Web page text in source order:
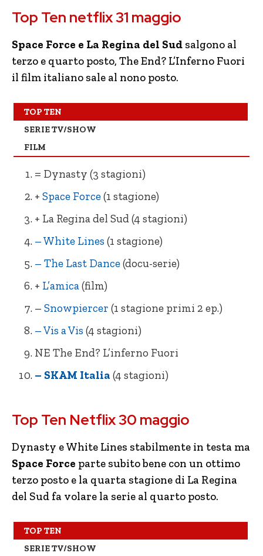
Top Ten netflix 31 maggio
Space Force e La Regina del Sud salgono al
terzo e quarto posto, The End? L’Inferno Fuori
il film italiano sale al nono posto.
TOP TEN
SERIE TV/SHOW
FILM
= Dynasty (3 stagioni)
+ Space Force(1 stagione)
+ La Regina del Sud (4 stagioni)
– White Lines (1 stagione)
– The Last Dance(docu-serie)
+ L’amica(film)
– Snowpiercer (1 stagione primi 2 ep.)
– Vis a Vis (4 stagioni)
NE The End? L’inferno Fuori
– SKAM Italia (4 stagioni)
+ Space Force (1 stagione)
+E La Regina del Sud (4 stagioni)
– White Lines (1 stagione)
– The Last Dance (docu-serie)
+ Vis a Vis (4 stagioni)
+ The End? L’inferno fuori
– 8 Mile
– Ted
= Un uragano all’improvviso
+ La Missy Sbagliata
Top Ten Netflix 30 maggio
Dynasty e White Lines stabilmente in testa ma
Space Force parte subito bene con un ottimo
terzo posto e la quarta stagione di La Regina
del Sud fa volare la serie al quarto posto.
TOP TEN
SERIE TV/SHOW